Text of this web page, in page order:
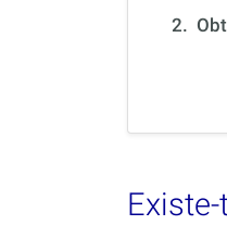
2.